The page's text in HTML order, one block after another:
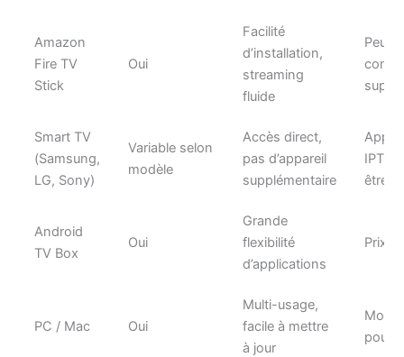
Amazon
Fire TV
Stick
Oui
Facilité
d’installation,
streaming
fluide
Peut
Smart TV
(Samsung,
LG, Sony)
Variable selon
modèle
Accès direct,
pas d’appareil
supplémentaire
IPTV
être
Android
TV Box
Oui
Grande
flexibilité
d’applications
Prix
PC / Mac Oui
Multi-usage,
facile à mettre
à jour
pour